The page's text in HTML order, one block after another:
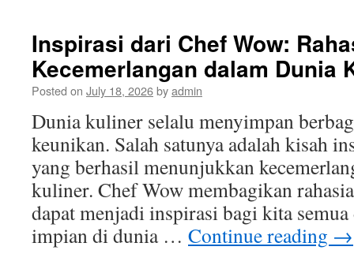
Inspirasi dari Chef Wow:
Kecemerlangan dalam Dunia
Posted on July 18, 2026byadmin
Dunia kuliner selalu menyimpan
keunikan. Salah satunya adalah kisah
yang berhasil menunjukkan
kuliner. Chef Wow membagikan
dapat menjadi inspirasi bagi kita
impian di dunia … Continue reading →